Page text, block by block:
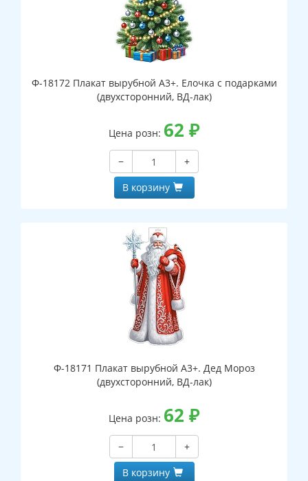
Ф-18172 Плакат вырубной А3+. Елочка с подарками
(двухсторонний, ВД-лак)
Цена розн: 62 ₽
−
+
В корзину
Ф-18171 Плакат вырубной А3+. Дед Мороз
(двухсторонний, ВД-лак)
Цена розн: 62 ₽
−
+
В корзину